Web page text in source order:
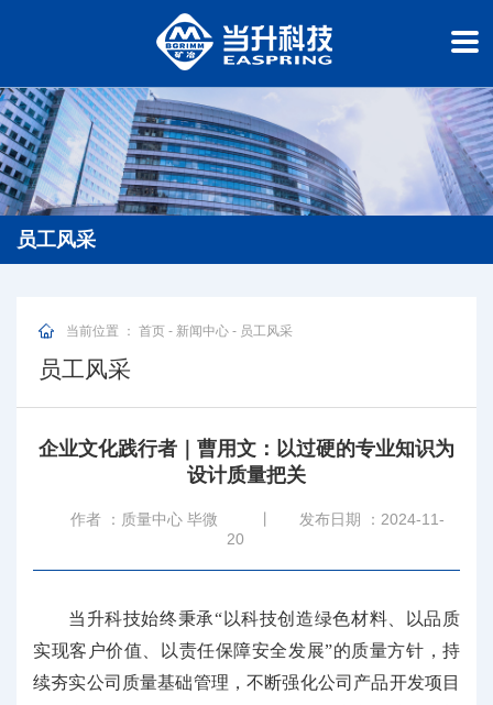
员工风采
当前位置 ： 首页 - 新闻中心 - 员工风采
员工风采
企业文化践行者｜曹用文：以过硬的专业知识为
设计质量把关
作者 ：质量中心 毕微
发布日期 ：2024-11-
20
当升科技始终秉承“以科技创造绿色材料、以品质
实现客户价值、以责任保障安全发展”的质量方针，持
续夯实公司质量基础管理，不断强化公司产品开发项目